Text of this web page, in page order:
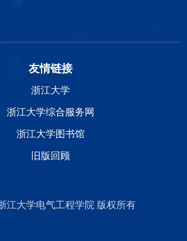
友情链接
浙江大学
浙江大学综合服务网
浙江大学图书馆
旧版回顾
江大学电气工程学院 版权所有